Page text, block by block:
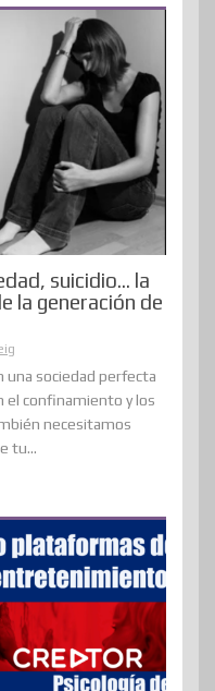
suicidio… la
la generación de
una sociedad perfecta
el confinamiento y los
necesitamos
tu...